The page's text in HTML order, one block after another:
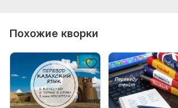
Похожие кворки